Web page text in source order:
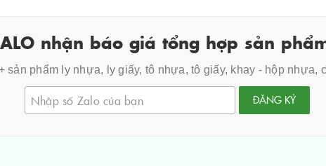
nhận báo giá tổng hợp sản
sản phẩm ly nhựa, ly giấy, tô nhựa, tô giấy, khay - hộp nhựa,
ĐĂNG KÝ